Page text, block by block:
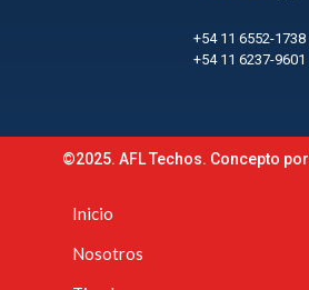
+54 11 6552-1738
+54 11 6237-9601
©2025. AFL Techos. Concepto por
Inicio
Nosotros